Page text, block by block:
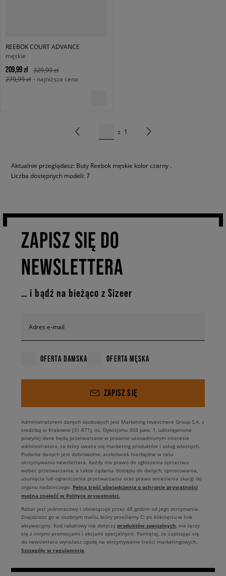
REEBOK COURT ADVANCE
męskie
209,99 zł
329,99 zł
279,99 zł - najniższa cena
z 1
Aktualnie przeglądasz: Buty Reebok męskie kolor czarny .
Liczba dostępnych modeli: 7
ZAPISZ SIĘ DO
NEWSLETTERA
… i bądź na bieżąco z Sizeer
Adres e-mail
OFERTA DAMSKA OFERTA MĘSKA
ZAPISZ SIĘ
Administratorem danych osobowych jest Marketing Investment Group S.A. z
siedzibą w Krakowie (31-871), os. Dywizjonu 303 paw. 1, udostępnione
powyżej dane będą przetwarzane w prawnie uzasadnionym interesie
administratora, za który uważa się marketing produktów i usług własnych.
Podanie danych jest dobrowolne, aczkolwiek niezbędne w celu
otrzymywania newslettera. Każdy ma prawo do zgłoszenia sprzeciwu
wobec przetwarzania, a także żądania dostępu do danych, sprostowania,
usunięcia lub ograniczenia przetwarzania oraz prawo wniesienia skargi do
organu nadzorczego. Pełną treść oświadczenia o ochronie prywatności
można znaleźć w Polityce prywatności.
Rabat jest jednorazowy i obowiązuje przez 48 godzin od jego otrzymania.
Znajdziesz go w osobnym mailu, który prześlemy Ci po kliknięciu w link
aktywacyjny. Kod rabatowy nie dotyczy produktów specjalnych , nie łączy
się z innymi promocjami i akcjami specjalnymi. Pamiętaj, że zapisując się
do newslettera wyrażasz zgodę na otrzymywanie treści marketingowych.
Szczegóły w regulaminie